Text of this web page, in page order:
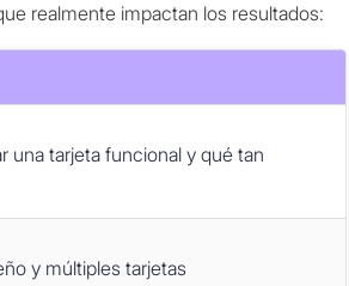
realmente impactan los resultados:
una tarjeta funcional y qué tan
y múltiples tarjetas